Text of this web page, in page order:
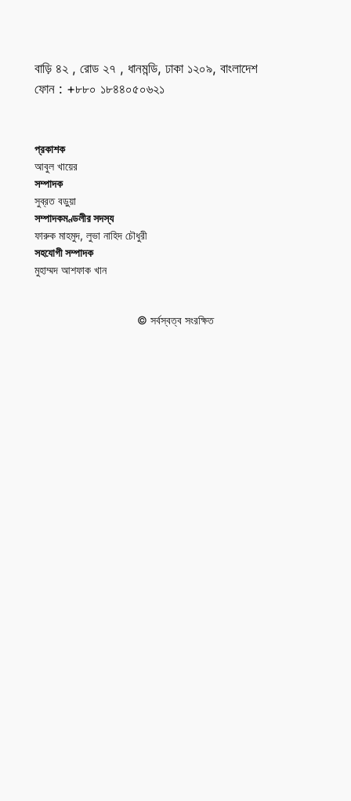
বাড়ি ৪২ , রোড ২৭ , ধানমন্ডি, ঢাকা ১২০৯, বাংলাদেশ
ফোন : +৮৮০ ১৮৪৪০৫০৬২১
প্রকাশক
আবুল খায়ের
সম্পাদক
সুব্রত বড়ুয়া
সম্পাদকমণ্ডলীর সদস্য
ফারুক মাহমুদ, লুভা নাহিদ চৌধুরী
সহযোগী সম্পাদক
মুহাম্মদ আশফাক খান
© সর্বস্বত্ব সংরক্ষিত